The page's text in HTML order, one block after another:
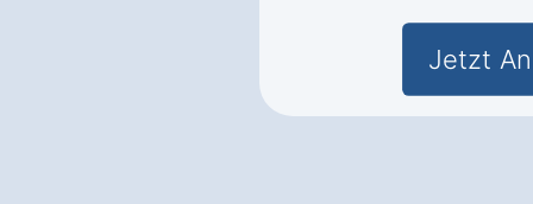
Jetzt